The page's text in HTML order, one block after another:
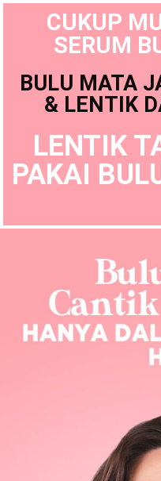
CUKUP
SERUM
BULU MATA
& LENTIK
LENTIK
PAKAI